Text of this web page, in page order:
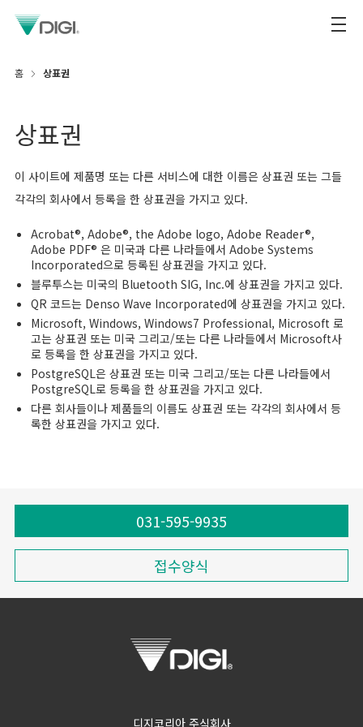
홈 상표권
상표권
이 사이트에 제품명 또는 다른 서비스에 대한 이름은 상표권 또는 그들
각각의 회사에서 등록을 한 상표권을 가지고 있다.
Acrobat®, Adobe®, the Adobe logo, Adobe Reader®,
Adobe PDF® 은 미국과 다른 나라들에서 Adobe Systems
Incorporated으로 등록된 상표권을 가지고 있다.
블루투스는 미국의 Bluetooth SIG, Inc.에 상표권을 가지고 있다.
QR 코드는 Denso Wave Incorporated에 상표권을 가지고 있다.
Microsoft, Windows, Windows7 Professional, Microsoft 로
고는 상표권 또는 미국 그리고/또는 다른 나라들에서 Microsoft사
로 등록을 한 상표권을 가지고 있다.
PostgreSQL은 상표권 또는 미국 그리고/또는 다른 나라들에서
PostgreSQL로 등록을 한 상표권을 가지고 있다.
다른 회사들이나 제품들의 이름도 상표권 또는 각각의 회사에서 등
록한 상표권을 가지고 있다.
031-595-9935
접수양식
디지코리아 주식회사